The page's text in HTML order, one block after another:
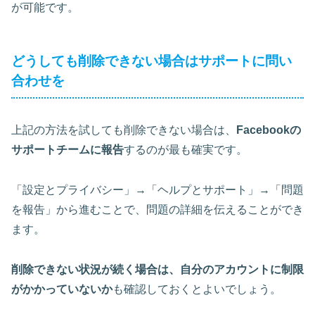
が可能です。
どうしても削除できない場合はサポートに問い
合わせを
上記の方法を試しても削除できない場合は、
Facebookの
サポートチームに報告するのが最も確実です。
「設定とプライバシー」→「ヘルプとサポート」→「問題
を報告」から進むことで、問題の詳細を伝えることができ
ます。
削除できない状況が続く場合は、自分のアカウントに制限
がかかっていないかも確認しておくとよいでしょう。